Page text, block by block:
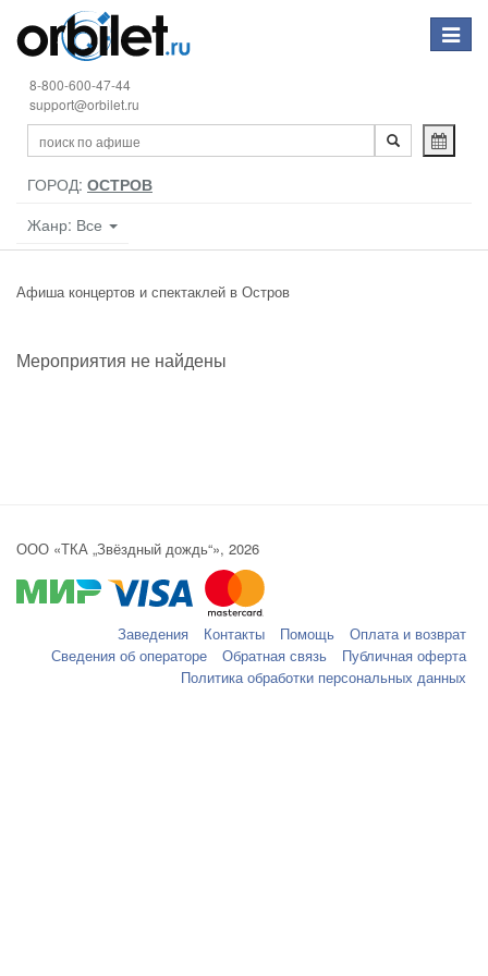
Toggle
8-800-600-47-44
support@orbilet.ru
ГОРОД: ОСТРОВ
Жанр: Все
Афиша концертов и спектаклей в Остров
Мероприятия не найдены
ООО «ТКА „Звёздный дождь“», 2026
Заведения Контакты Помощь
Оплата и возврат
Сведения об операторе
Обратная связь
Публичная оферта
Политика обработки персональных данных